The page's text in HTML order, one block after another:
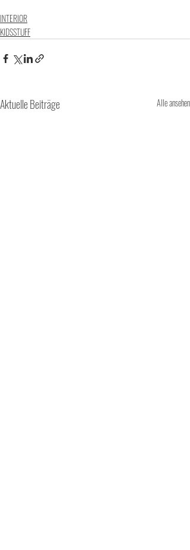
INTERIOR
KIDSSTUFF
Aktuelle Beiträge Alle ansehen